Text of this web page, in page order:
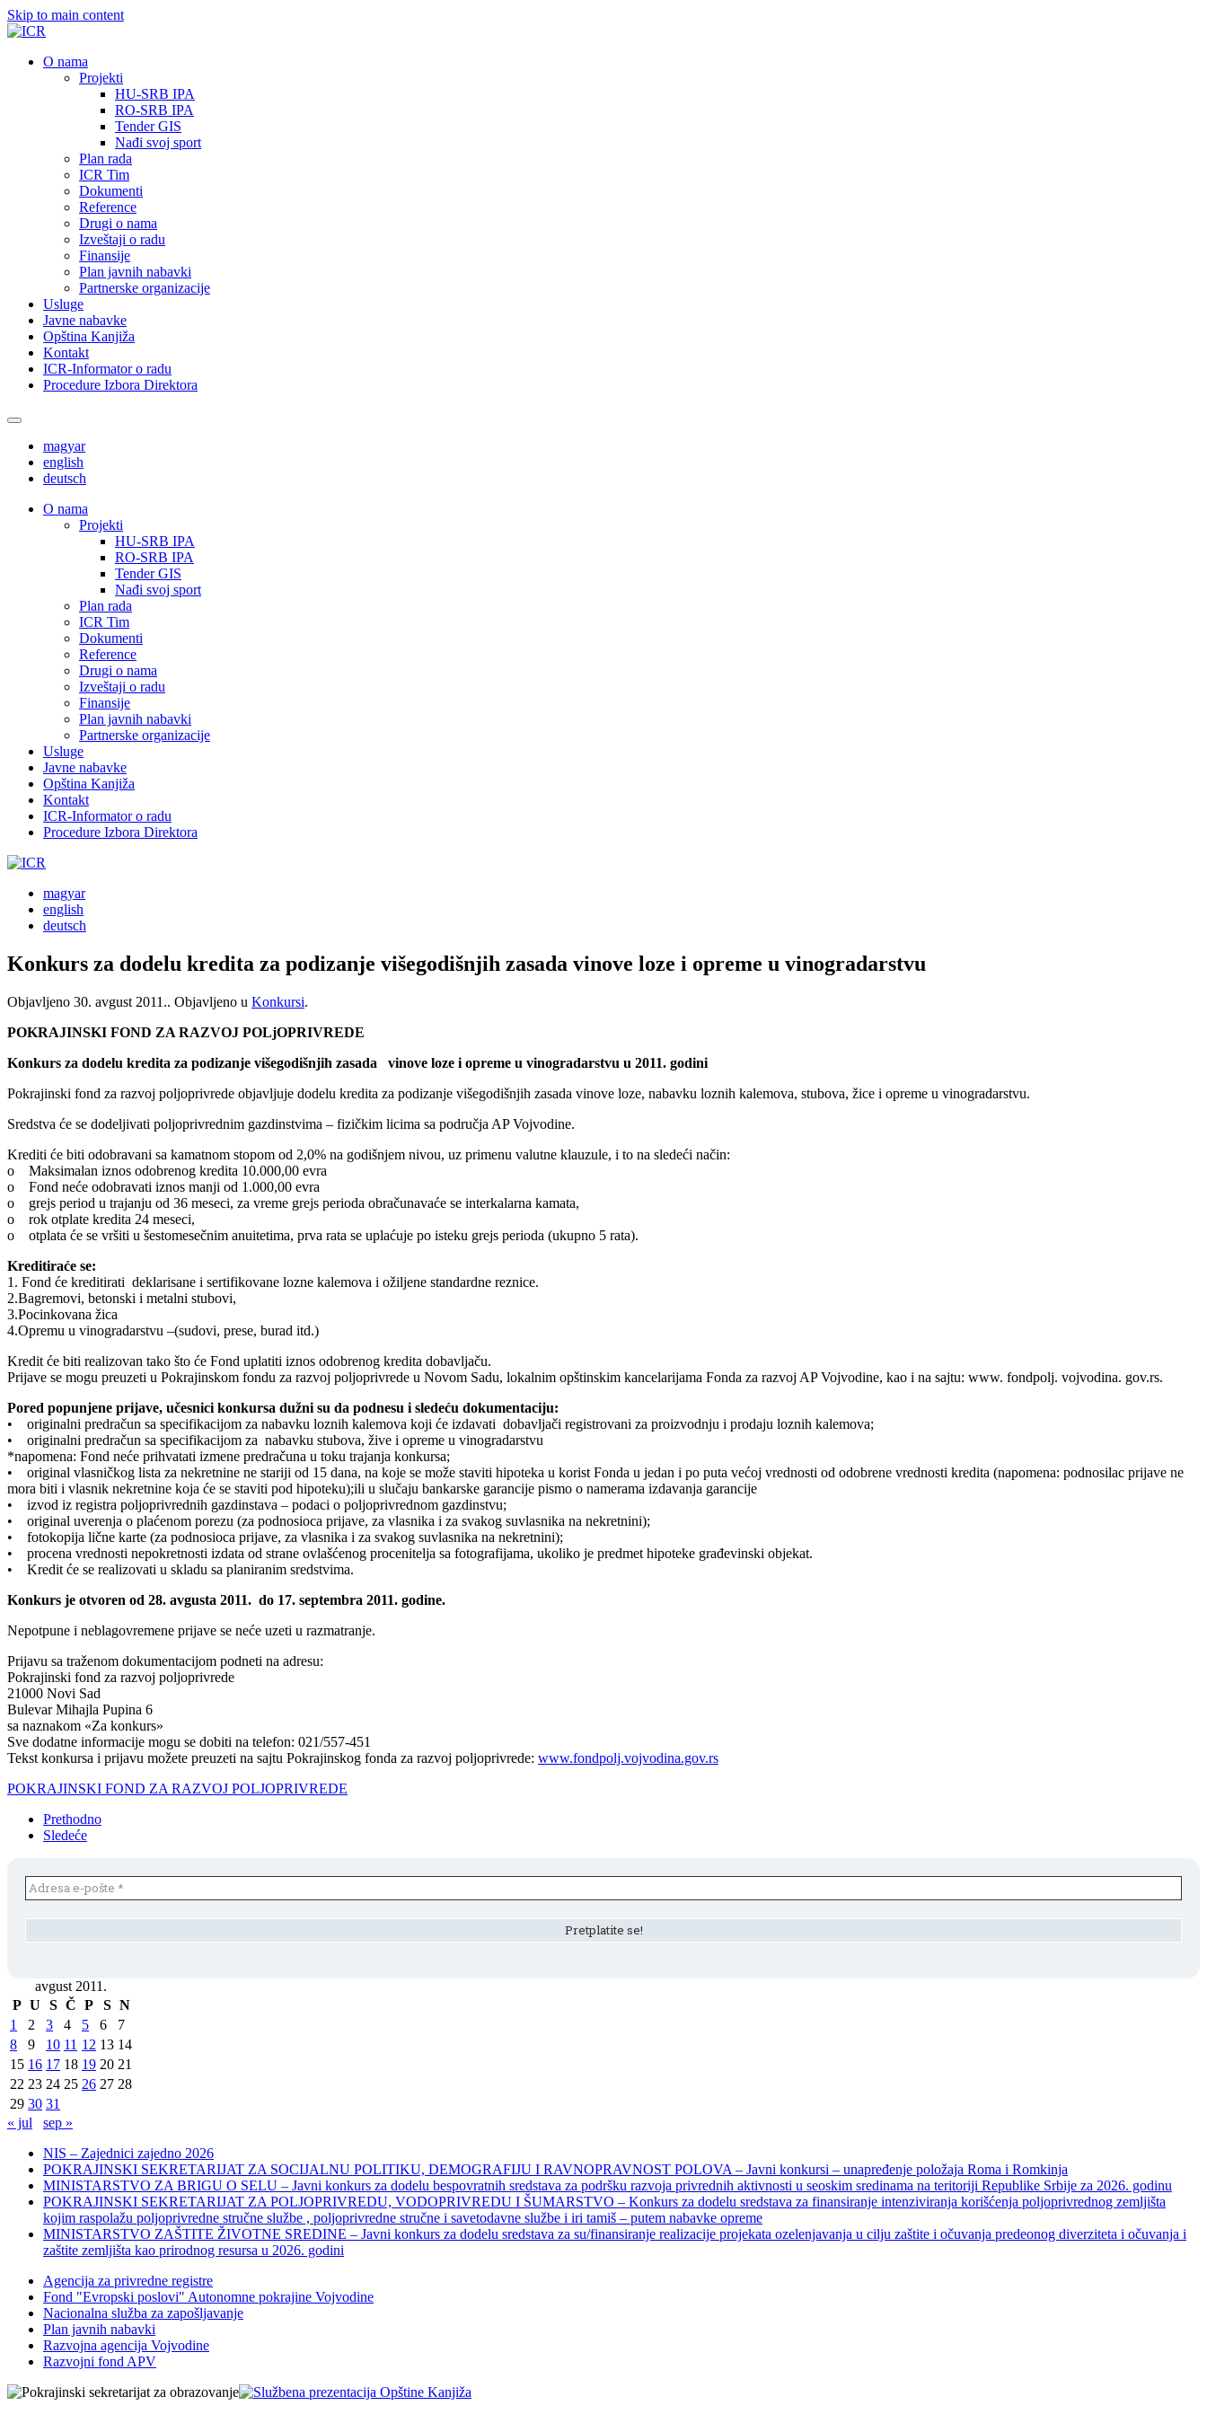
Skip to main content
О nama
Projekti
HU-SRB IPA
RO-SRB IPA
Tender GIS
Nađi svoj sport
Plan rada
ICR Tim
Dokumenti
Reference
Drugi o nama
Izveštaji o radu
Finansije
Plan javnih nabavki
Partnerske organizacije
Usluge
Javne nabavke
Opština Kanjiža
Kontakt
ICR-Informator o radu
Procedure Izbora Direktora
magyar
english
deutsch
О nama
Projekti
HU-SRB IPA
RO-SRB IPA
Tender GIS
Nađi svoj sport
Plan rada
ICR Tim
Dokumenti
Reference
Drugi o nama
Izveštaji o radu
Finansije
Plan javnih nabavki
Partnerske organizacije
Usluge
Javne nabavke
Opština Kanjiža
Kontakt
ICR-Informator o radu
Procedure Izbora Direktora
magyar
english
deutsch
Konkurs za dodelu kredita za podizanje višegodišnjih zasada vinove loze i opreme u vinogradarstvu
Objavljeno 30. avgust 2011.. Objavljeno u Konkursi.
POKRAJINSKI FOND ZA RAZVOJ POLjOPRIVREDE
Konkurs za dodelu kredita za podizanje višegodišnjih zasada vinove loze i opreme u vinogradarstvu u 2011. godini
Pokrajinski fond za razvoj poljoprivrede objavljuje dodelu kredita za podizanje višegodišnjih zasada vinove loze, nabavku loznih kalemova, stubova, žice i opreme u vinogradarstvu.
Sredstva će se dodeljivati poljoprivrednim gazdinstvima – fizičkim licima sa područja AP Vojvodine.
Krediti će biti odobravani sa kamatnom stopom od 2,0% na godišnjem nivou, uz primenu valutne klauzule, i to na sledeći način:
o Maksimalan iznos odobrenog kredita 10.000,00 evra
o Fond neće odobravati iznos manji od 1.000,00 evra
o grejs period u trajanju od 36 meseci, za vreme grejs perioda obračunavaće se interkalarna kamata,
o rok otplate kredita 24 meseci,
o otplata će se vršiti u šestomesečnim anuitetima, prva rata se uplaćuje po isteku grejs perioda (ukupno 5 rata).
Kreditiraće se:
1. Fond će kreditirati deklarisane i sertifikovane lozne kalemova i ožiljene standardne reznice.
2.Bagremovi, betonski i metalni stubovi,
3.Pocinkovana žica
4.Opremu u vinogradarstvu –(sudovi, prese, burad itd.)
Kredit će biti realizovan tako što će Fond uplatiti iznos odobrenog kredita dobavljaču.
Prijave se mogu preuzeti u Pokrajinskom fondu za razvoj poljoprivrede u Novom Sadu, lokalnim opštinskim kancelarijama Fonda za razvoj AP Vojvodine, kao i na sajtu: www. fondpolj. vojvodina. gov.rs.
Pored popunjene prijave, učesnici konkursa dužni su da podnesu i sledeću dokumentaciju:
• originalni predračun sa specifikacijom za nabavku loznih kalemova koji će izdavati dobavljači registrovani za proizvodnju i prodaju loznih kalemova;
• originalni predračun sa specifikacijom za nabavku stubova, žive i opreme u vinogradarstvu
*napomena: Fond neće prihvatati izmene predračuna u toku trajanja konkursa;
• original vlasničkog lista za nekretnine ne stariji od 15 dana, na koje se može staviti hipoteka u korist Fonda u jedan i po puta većoj vrednosti od odobrene vrednosti kredita (napomena: podnosilac prijave ne
mora biti i vlasnik nekretnine koja će se staviti pod hipoteku);ili u slučaju bankarske garancije pismo o namerama izdavanja garancije
• izvod iz registra poljoprivrednih gazdinstava – podaci o poljoprivrednom gazdinstvu;
• original uverenja o plaćenom porezu (za podnosioca prijave, za vlasnika i za svakog suvlasnika na nekretnini);
• fotokopija lične karte (za podnosioca prijave, za vlasnika i za svakog suvlasnika na nekretnini);
• procena vrednosti nepokretnosti izdata od strane ovlašćenog procenitelja sa fotografijama, ukoliko je predmet hipoteke građevinski objekat.
• Kredit će se realizovati u skladu sa planiranim sredstvima.
Konkurs je otvoren od 28. avgusta 2011. do 17. septembra 2011. godine.
Nepotpune i neblagovremene prijave se neće uzeti u razmatranje.
Prijavu sa traženom dokumentacijom podneti na adresu:
Pokrajinski fond za razvoj poljoprivrede
21000 Novi Sad
Bulevar Mihajla Pupina 6
sa naznakom «Za konkurs»
Sve dodatne informacije mogu se dobiti na telefon: 021/557-451
Tekst konkursa i prijavu možete preuzeti na sajtu Pokrajinskog fonda za razvoj poljoprivrede: www.fondpolj.vojvodina.gov.rs
POKRAJINSKI FOND ZA RAZVOJ POLJOPRIVREDE
Prethodno
Sledeće
avgust 2011.
P U S Č P S N
1
2 3 4 5 6
7
8
9 10 11 12 13 14
15 16 17 18 19 20 21
22 23 24 25 26 27 28
29 30 31
« jul
sep »
NIS – Zajednici zajedno 2026
POKRAJINSKI SEKRETARIJAT ZA SOCIJALNU POLITIKU, DEMOGRAFIJU I RAVNOPRAVNOST POLOVA – Javni konkursi – unapređenje položaja Roma i Romkinja
MINISTARSTVO ZA BRIGU O SELU – Javni konkurs za dodelu bespovratnih sredstava za podršku razvoja privrednih aktivnosti u seoskim sredinama na teritoriji Republike Srbije za 2026. godinu
POKRAJINSKI SEKRETARIJAT ZA POLJOPRIVREDU, VODOPRIVREDU I ŠUMARSTVO – Konkurs za dodelu sredstava za finansiranje intenziviranja korišćenja poljoprivrednog zemljišta
kojim raspolažu poljoprivredne stručne službe , poljoprivredne stručne i savetodavne službe i iri tamiš ‒ putem nabavke opreme
MINISTARSTVO ZAŠTITE ŽIVOTNE SREDINE – Javni konkurs za dodelu sredstava za su/finansiranje realizacije projekata ozelenjavanja u cilju zaštite i očuvanja predeonog diverziteta i očuvanja i
zaštite zemljišta kao prirodnog resursa u 2026. godini
Agencija za privredne registre
Fond "Evropski poslovi" Autonomne pokrajine Vojvodine
Nacionalna služba za zapošljavanje
Plan javnih nabavki
Razvojna agencija Vojvodine
Razvojni fond APV